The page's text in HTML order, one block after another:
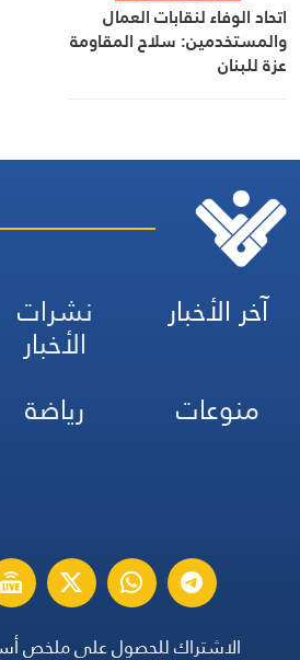
اتحاد الوفاء لنقابات العمال
والمستخدمين: سلاح المقاومة
عزة للبنان
آخر الأخبار نشرات
الأخبار
منوعات
رياضة
الاشتراك للحصول على ملخص